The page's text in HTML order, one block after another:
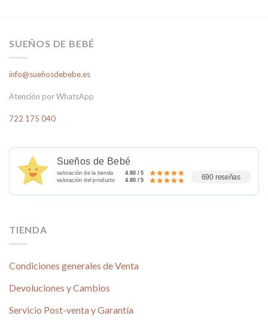
variantes.
se
elegir
producto
SUEÑOS DE BEBÉ
info@sueñosdebebe.es
Atención por WhatsApp
722 175 040
Sueños de Bebé
valoración de la tienda
4.80 / 5
valoración del producto
4.80 / 5 690 reseñas
TIENDA
Condiciones generales de Venta
Devoluciones y Cambios
Servicio Post-venta y Garantía